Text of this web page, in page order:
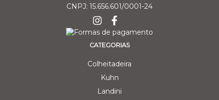
CNPJ: 15.656.601/0001-24
CATEGORIAS
Colheitadeira
Kuhn
Landini